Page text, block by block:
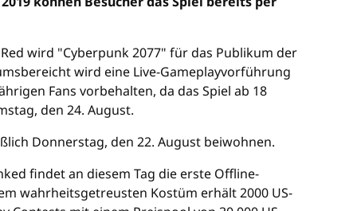
wird "Cyberpunk 2077" für das Publikum der
wird eine Live-Gameplayvorführung
Fans vorbehalten, da das Spiel ab 18
den 24. August.
Donnerstag, den 22. August beiwohnen.
findet an diesem Tag die erste Offline-
wahrheitsgetreusten Kostüm erhält 2000 US-